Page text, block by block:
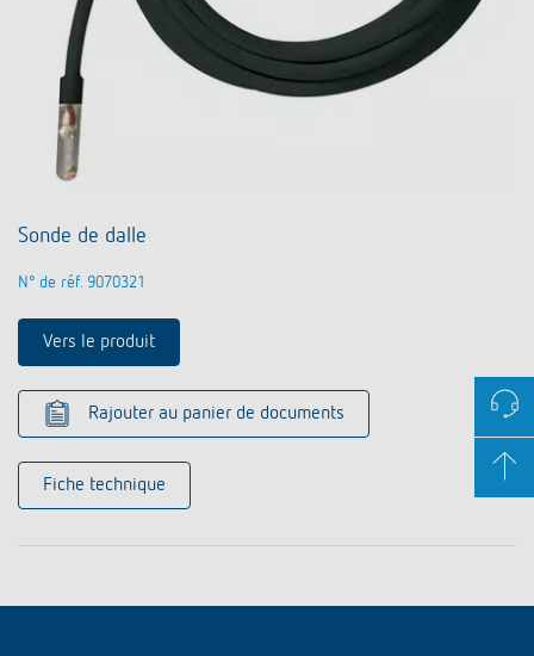
Sonde de dalle
N° de réf. 9070321
Vers le produit
Rajouter au panier de documents
Fiche technique